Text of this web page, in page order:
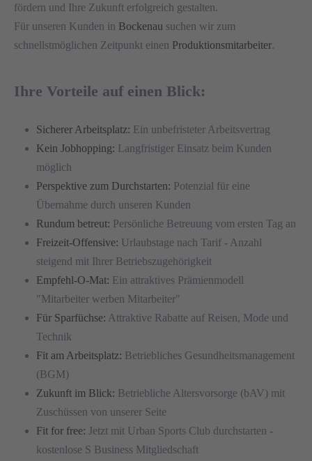
fördern und Ihre Zukunft erfolgreich gestalten.
Für unseren Kunden in Bockenau suchen wir zum
schnellstmöglichen Zeitpunkt einen Produktionsmitarbeiter.
Ihre Vorteile auf einen Blick:
Sicherer Arbeitsplatz: Ein unbefristeter Arbeitsvertrag
Kein Jobhopping: Langfristiger Einsatz beim Kunden
möglich
Perspektive zum Durchstarten: Potenzial für eine
Übernahme durch unseren Kunden
Rundum betreut: Persönliche Betreuung vom ersten Tag an
Freizeit-Offensive: Urlaubstage nach Tarif - Anzahl
steigend mit Ihrer Betriebszugehörigkeit
Empfehl-O-Mat: Ein attraktives Prämienmodell
"Mitarbeiter werben Mitarbeiter"
Für Sparfüchse: Attraktive Rabatte auf Reisen, Mode und
Technik
Fit am Arbeitsplatz: Betriebliches Gesundheitsmanagement
(BGM)
Zukunft im Blick: Betriebliche Altersvorsorge (bAV) mit
Zuschüssen von unserer Seite
Fit for free: Jetzt mit Urban Sports Club durchstarten -
kostenlose S Business Mitgliedschaft